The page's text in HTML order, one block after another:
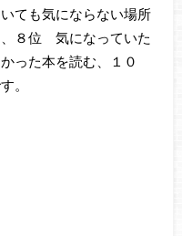
ても気にならない場所
８位 気になっていた
った本を読む、１０
。